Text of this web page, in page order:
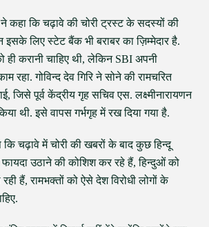
ने कहा कि चढ़ावे की चोरी ट्रस्ट के सदस्यों की
इसके लिए स्टेट बैंक भी बराबर का ज़िम्मेदार है.
ही करानी चाहिए थी, लेकिन SBI अपनी
रहा. गोविन्द देव गिरि ने सोने की रामचरित
जिसे पूर्व केंद्रीय गृह सचिव एस. लक्ष्मीनारायणन
थी. इसे वापस गर्भगृह में रख दिया गया है.
कि चढ़ावे में चोरी की खबरों के बाद कुछ हिन्दू
फायदा उठाने की कोशिश कर रहे हैं, हिन्दुओं को
हैं, रामभक्तों को ऐसे देश विरोधी लोगों के